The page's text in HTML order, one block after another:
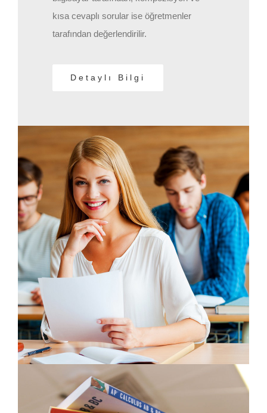
kısa cevaplı sorular ise öğretmenler
tarafından değerlendirilir.
Detaylı Bilgi